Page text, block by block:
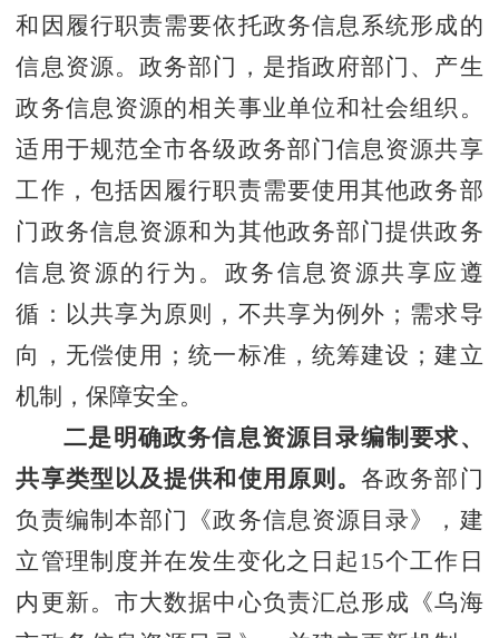
和因履行职责需要依托政务信息系统形成的
信息资源。政务部门，是指政府部门、产生
政务信息资源的相关事业单位和社会组织。
适用于规范全市各级政务部门信息资源共享
工作 ，包括因履行职责需要使用其他政务部
门政务信息资源和为其他政务部门提供政务
信息资源的行为。政务信息资源共享应遵
循：以共享为原则，不共享为例外；需求导
向，无偿使用；统一标准，统筹建设；建立
机制，保障安全。
二是明确政务信息资源目录编制要求、
共享类型以及提供和使用原则 。各政务部门
负责编制本部门《政务信息资源目录》，建
立管理制度并在发生变化之日起15个工作日
内更新。市大数据中心负责汇总形成《乌海